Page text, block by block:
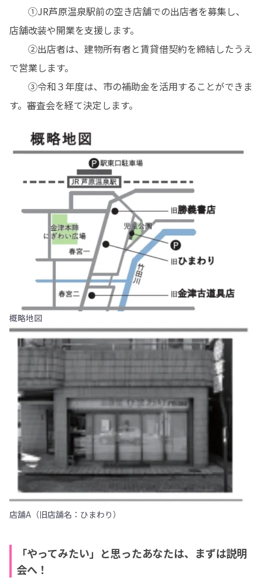
①JR芦原温泉駅前の空き店舗での出店者を募集し、
店舗改装や開業を支援します。
②出店者は、建物所有者と賃貸借契約を締結したうえ
で営業します。
③令和３年度は、市の補助金を活用することができま
す。審査会を経て決定します。
概略地図
店舗A（旧店舗名：ひまわり）
「やってみたい」と思ったあなたは、まずは説明
会へ！